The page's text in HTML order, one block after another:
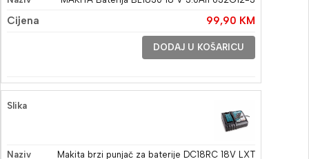
99,90 KM
DODAJ U KOŠARICU
Makita brzi punjač za baterije DC18RC 18V LXT